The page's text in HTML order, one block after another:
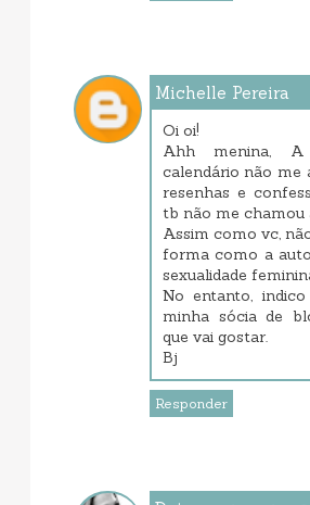
Michelle Pereira
Oi oi!
Ahh menina,
calendário não me
resenhas e
tb não me chamou
Assim como vc,
forma como a
sexualidade
No entanto,
minha sócia de
que vai gostar.
Bj
Responder